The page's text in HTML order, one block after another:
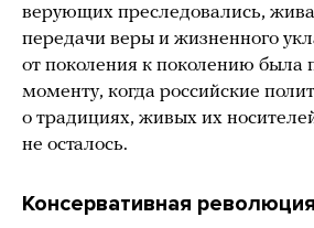
верующих преследовались,
передачи веры и жизненного
от поколения к поколению была
моменту, когда российские
о традициях, живых их
не осталось.
Консервативная